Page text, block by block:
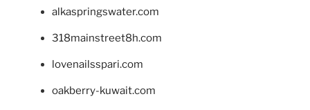
alkaspringswater.com
318mainstreet8h.com
lovenailsspari.com
oakberry-kuwait.com